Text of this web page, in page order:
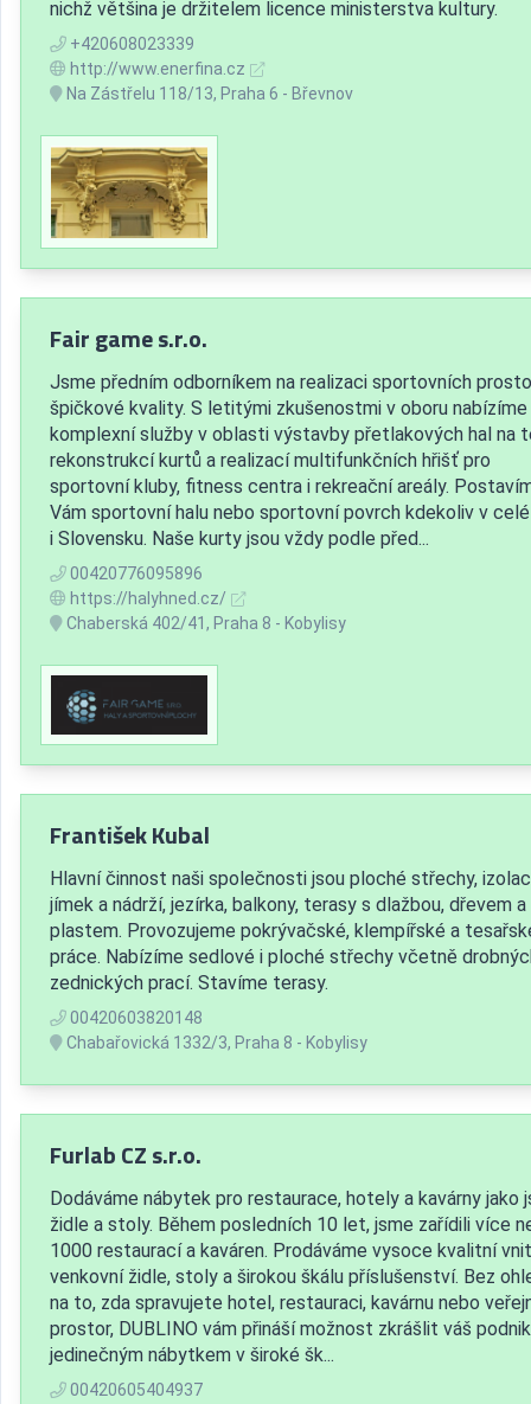
nichž většina je držitelem licence ministerstva kultury.
+420608023339
http://www.enerfina.cz
Na Zástřelu 118/13, Praha 6 - Břevnov
Fair game s.r.o.
Jsme předním odborníkem na realizaci sportovních
špičkové kvality. S letitými zkušenostmi v oboru nabízíme
komplexní služby v oblasti výstavby přetlakových hal na
rekonstrukcí kurtů a realizací multifunkčních hřišť pro
sportovní kluby, fitness centra i rekreační areály.
Vám sportovní halu nebo sportovní povrch kdekoliv v celé
i Slovensku. Naše kurty jsou vždy podle před...
00420776095896
https://halyhned.cz/
Chaberská 402/41, Praha 8 - Kobylisy
František Kubal
Hlavní činnost naši společnosti jsou ploché střechy,
jímek a nádrží, jezírka, balkony, terasy s dlažbou, dřevem a
plastem. Provozujeme pokrývačské, klempířské a
práce. Nabízíme sedlové i ploché střechy včetně
zednických prací. Stavíme terasy.
00420603820148
Chabařovická 1332/3, Praha 8 - Kobylisy
Furlab CZ s.r.o.
Dodáváme nábytek pro restaurace, hotely a kavárny jako
židle a stoly. Během posledních 10 let, jsme zařídili více
1000 restaurací a kaváren. Prodáváme vysoce kvalitní
venkovní židle, stoly a širokou škálu příslušenství. Bez
na to, zda spravujete hotel, restauraci, kavárnu nebo
prostor, DUBLINO vám přináší možnost zkrášlit váš podnik
jedinečným nábytkem v široké šk...
00420605404937